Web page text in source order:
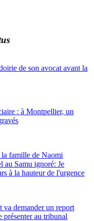
de son avocat avant la
: à Montpellier, un
famille de Naomi
au Samu ignoré: Je
à la hauteur de l'urgence
va demander un report
présenter au tribunal